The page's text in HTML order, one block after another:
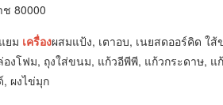
80000
ยม เครื่องผสมแป้ง, เตาอบ, เนยสดออร์คิด ใ
งโฟม, ถุงใส่ขนม, แก้วอีพีพี, แก้วกระดาษ, แ
ผงไข่มุก